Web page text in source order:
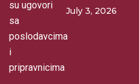
July 3, 2026